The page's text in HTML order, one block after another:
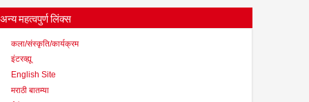
अन्य महत्वपुर्ण लिंक्स
कला/संस्कृति/कार्यक्रम
इंटरव्ह्यू
English Site
मराठी बातम्या